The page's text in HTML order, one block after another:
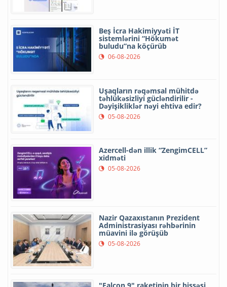
Beş İcra Hakimiyyəti İT
sistemlərini “Hökumət
buludu”na köçürüb
06-08-2026
Uşaqların rəqəmsal mühitdə
təhlükəsizliyi gücləndirilir -
Dəyişikliklər nəyi ehtiva edir?
05-08-2026
Azercell-dən illik “ZengimCELL”
xidməti
05-08-2026
Nazir Qazaxıstanın Prezident
Administrasiyası rəhbərinin
müavini ilə görüşüb
05-08-2026